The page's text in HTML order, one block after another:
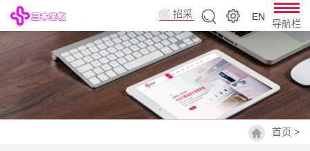
EN
招采
导航栏
首页 >